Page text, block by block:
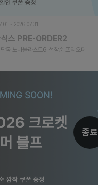
~ 2026.07.31
스 PRE-ORDER2
독 노바블라스트6 선착순 프리오더
종료